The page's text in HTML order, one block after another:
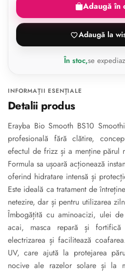
Adaugă în
Adaugă la
În stoc,se
INFORMAȚII ESENȚIALE
Detalii produs
Erayba Bio Smooth BS10
profesională fără clătire,
efectul de frizz și a menține părul
Formula sa ușoară acționează
oferind hidratare intensă și
Este ideală ca tratament de
netezire, dar și pentru utilizarea
Îmbogățită cu aminoacizi, ulei
acai, masca repară și
electrizarea și facilitează
UV, care ajută la protejarea
nocive ale razelor solare și la